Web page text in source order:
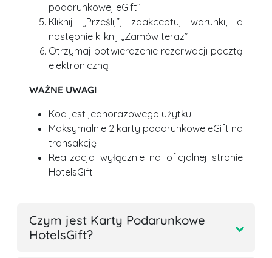
podarunkowej eGift”
Kliknij „Prześlij”, zaakceptuj warunki, a
następnie kliknij „Zamów teraz”
Otrzymaj potwierdzenie rezerwacji pocztą
elektroniczną
WAŻNE UWAGI
Kod jest jednorazowego użytku
Maksymalnie 2 karty podarunkowe eGift na
transakcję
Realizacja wyłącznie na oficjalnej stronie
HotelsGift
Czym jest Karty Podarunkowe
HotelsGift?